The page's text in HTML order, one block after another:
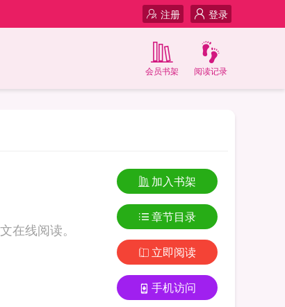
登录
注册
阅读记录
会员书架
在线阅读。
加入书架
章节目录
立即阅读
手机访问